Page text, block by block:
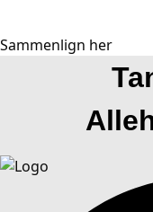
Sammenlign her